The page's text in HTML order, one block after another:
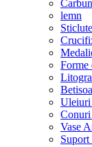
lemn
Forme
Uleiuri
Vase